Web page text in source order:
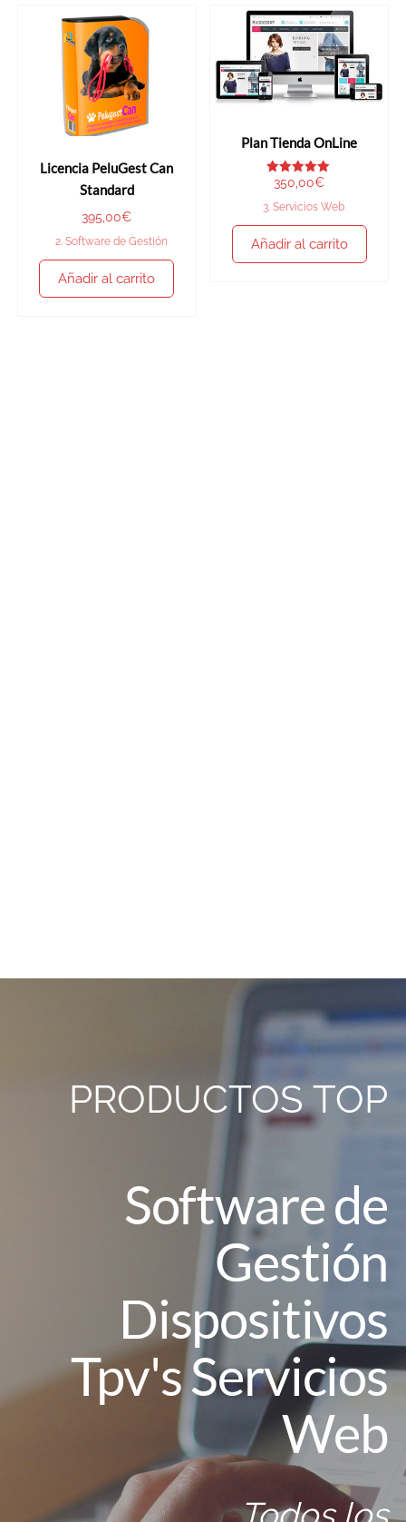
Licencia PeluGest Can
Standard
395,00€
2. Software de Gestión
Añadir al carrito
Plan Tienda OnLine
Valorado
5.00
350,00€
3. Servicios Web
Añadir al carrito
PRODUCTOS TOP
Software de
Gestión
Dispositivos
Tpv's Servicios
Web